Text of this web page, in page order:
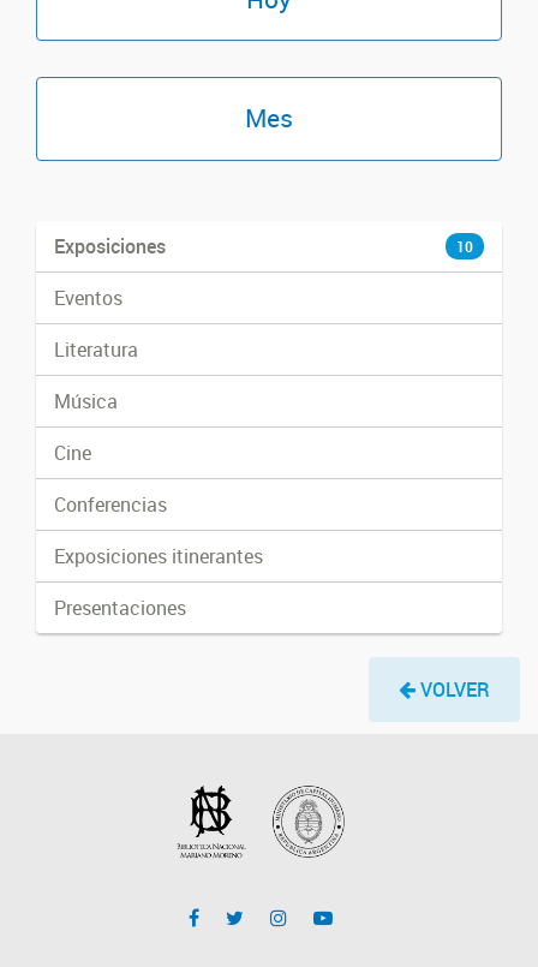
Mes
Exposiciones 10
Eventos
Literatura
Música
Cine
Conferencias
Exposiciones itinerantes
Presentaciones
VOLVER